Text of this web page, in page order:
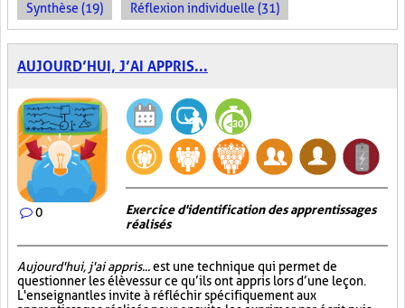
Synthèse (19) Réflexion individuelle (31)
AUJOURD’HUI, J’AI APPRIS...
0
Exercice d'identification des apprentissages
réalisés
Aujourd'hui, j'ai appris...est une technique qui permet de
questionner les élèves sur ce qu’ils ont appris lors d’une leçon.
L'enseignant les invite à réfléchir spécifiquement aux